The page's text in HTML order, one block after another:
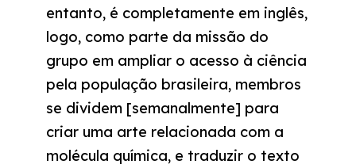
entanto, é completamente em inglês,
logo, como parte da missão do
grupo em ampliar o acesso à ciência
pela população brasileira, membros
se dividem [semanalmente] para
criar uma arte relacionada com a
molécula química, e traduzir o texto